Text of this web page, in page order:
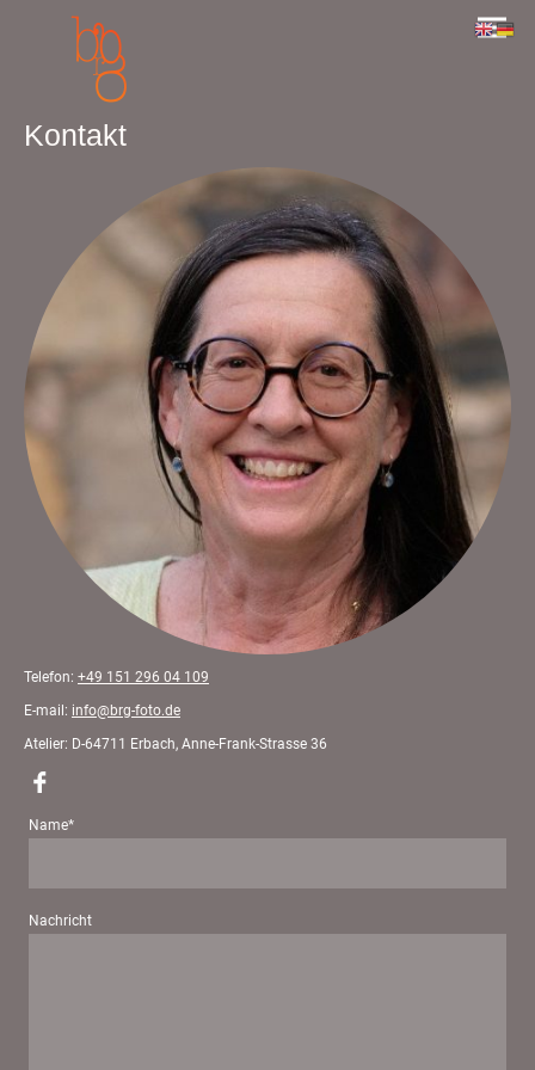
Kontakt
Telefon: +49 151 296 04 109
E-mail: info@brg-foto.de
Atelier: D-64711 Erbach, Anne-Frank-Strasse 36
Name*
Nachricht